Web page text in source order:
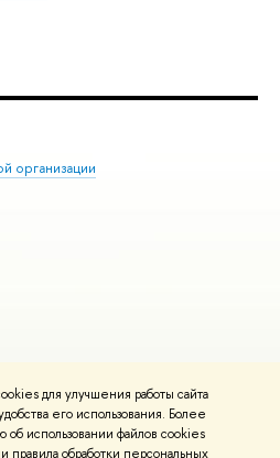
для улучшения работы сайта
его использования. Более
использовании файлов cookies
правила обработки персональных
организации
возможностями